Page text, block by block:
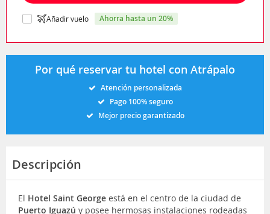
Añadir vuelo ahorra hasta un 20%
Por qué reservar tu hotel con Atrápalo
Atención personalizada
Pago 100% seguro
Mejor precio garantizado
Descripción
El Hotel Saint George está en el centro de la ciudad de
Puerto Iguazú y posee hermosas instalaciones rodeadas